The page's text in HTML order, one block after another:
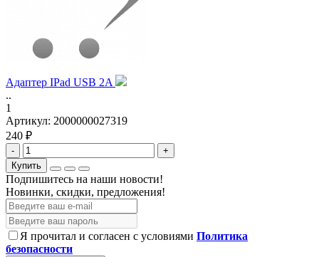
Адаптер IPad USB 2A
..
1
Артикул: 2000000027319
240 ₽
-
+
Купить
Подпишитесь на наши новости!
Новинки, скидки, предложения!
Я прочитал и согласен с условиями Политика
безопасности